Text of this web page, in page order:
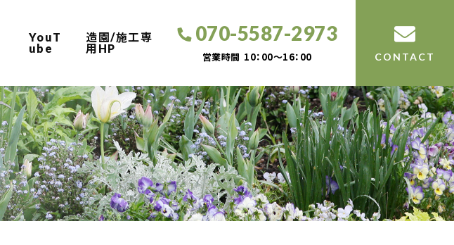
YouT
ube
造園/施工専
用HP
070-5587-2973
営業時間 10：00～16：00 CONTACT